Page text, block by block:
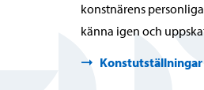
konstnärens
känna igen och
Konstutställningar